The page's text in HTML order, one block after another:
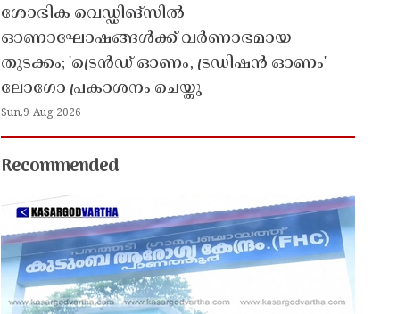
ശോഭിക വെഡ്ഡിങ്സിൽ
ഓണാഘോഷങ്ങൾക്ക് വർണാഭമായ
തുടക്കം; 'ട്രെൻഡ് ഓണം, ട്രഡിഷൻ ഓണം'
ലോഗോ പ്രകാശനം ചെയ്തു
Sun,9 Aug 2026
Recommended